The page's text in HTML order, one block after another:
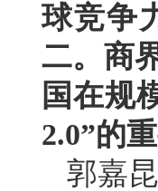
球竞争
二。商
国在规
2.0”的
郭嘉